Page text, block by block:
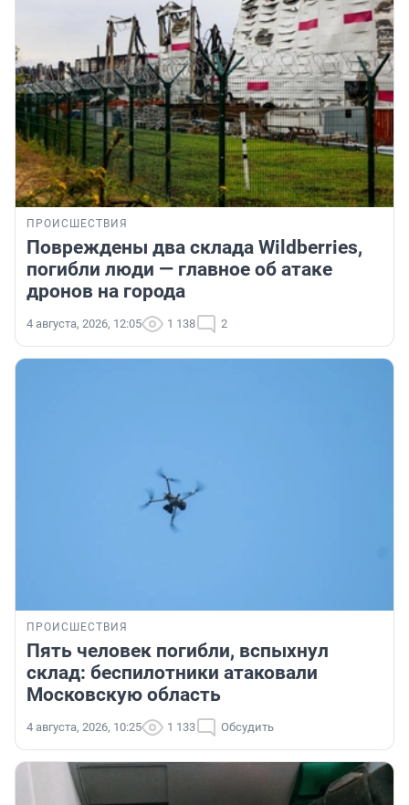
ПРОИСШЕСТВИЯ
Повреждены два склада Wildberries,
погибли люди — главное об атаке
дронов на города
4 августа, 2026, 12:05 1 138 2
ПРОИСШЕСТВИЯ
Пять человек погибли, вспыхнул
склад: беспилотники атаковали
Московскую область
4 августа, 2026, 10:25 1 133 Обсудить